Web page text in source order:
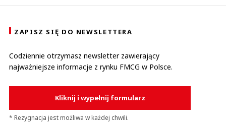
ZAPISZ SIĘ DO NEWSLETTERA
Codziennie otrzymasz newsletter zawierający
najważniejsze informacje z rynku FMCG w Polsce.
Kliknij i wypełnij formularz
* Rezygnacja jest możliwa w każdej chwili.